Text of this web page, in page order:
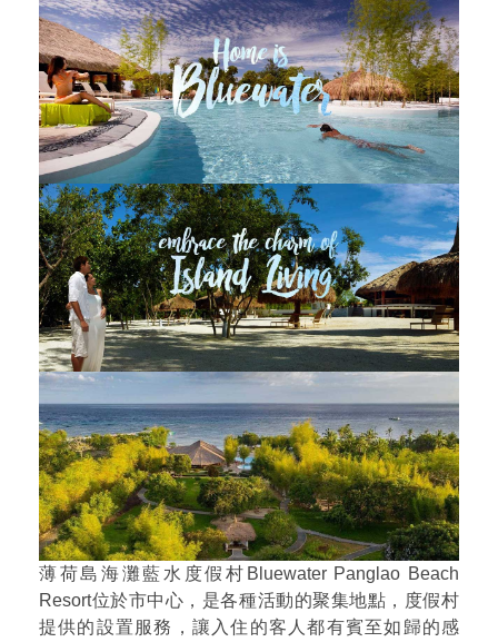
薄荷島海灘藍水度假村Bluewater Panglao Beach
Resort位於市中心，是各種活動的聚集地點，度假村
提供的設置服務，讓入住的客人都有賓至如歸的感